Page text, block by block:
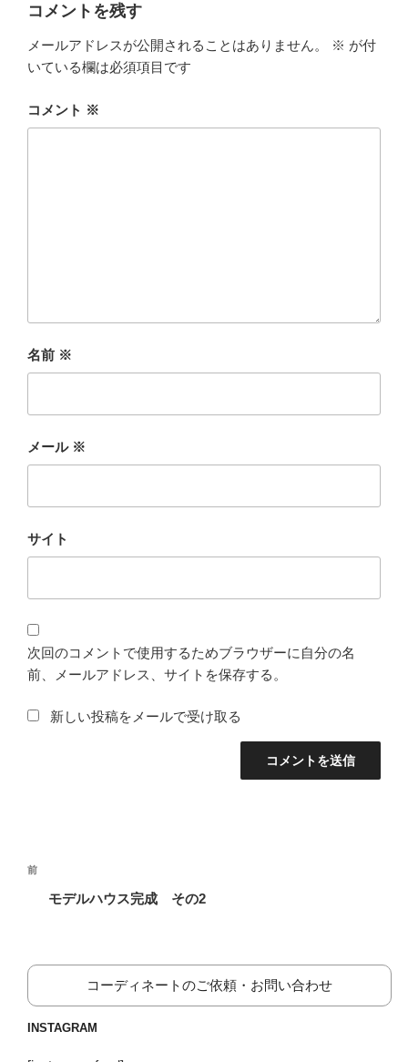
コメントを残す
メールアドレスが公開されることはありません。 ※ が付
いている欄は必須項目です
コメント ※
名前 ※
メール ※
サイト
次回のコメントで使用するためブラウザーに自分の名
前、メールアドレス、サイトを保存する。
新しい投稿をメールで受け取る
投
ゲ
シ
ョ
前
前
モデルハウス完成 その2
コーディネートのご依頼・お問い合わせ
INSTAGRAM